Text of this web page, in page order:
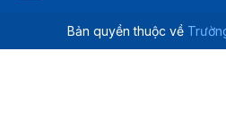
Bản quyền thuộc về